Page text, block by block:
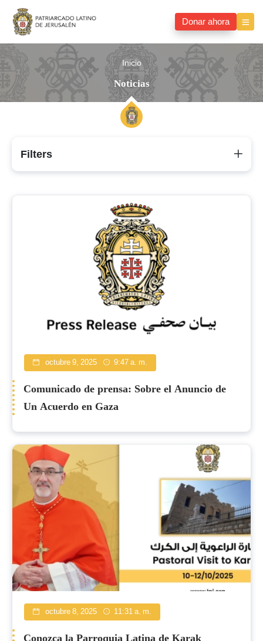
Donar ahora
Inicio
Noticias
Filters
octubre 9, 2025 9:47 a. m.
Comunicado de prensa: Sobre el Anuncio de
Un Acuerdo en Gaza
octubre 8, 2025 11:31 a. m.
Conozca la Parroquia Latina de Karak